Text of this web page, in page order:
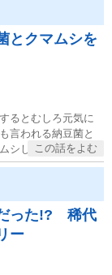
とクマムシを
るとむしろ元気に
言われる納豆菌と
シしかいないでし
った!?　稀代
ー